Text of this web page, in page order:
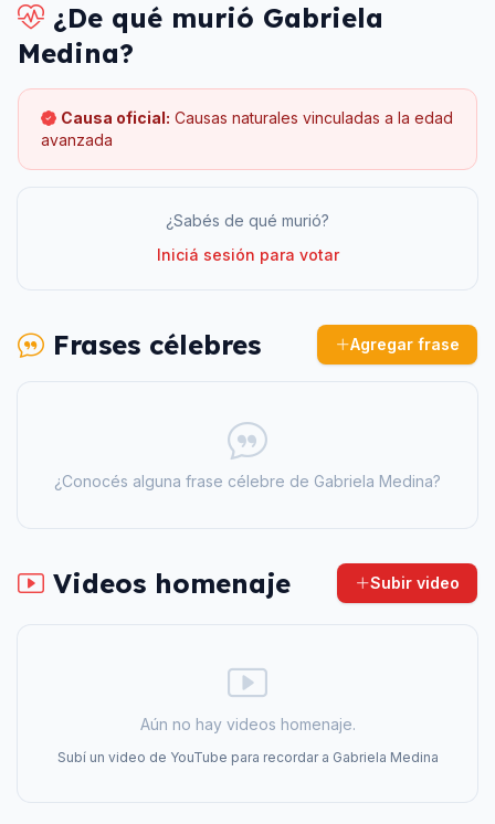
¿De qué murió Gabriela
Medina?
Causa oficial: Causas naturales vinculadas a la edad
avanzada
¿Sabés de qué murió?
Iniciá sesión para votar
Frases célebres Agregar frase
¿Conocés alguna frase célebre de Gabriela Medina?
Videos homenaje Subir video
Aún no hay videos homenaje.
Subí un video de YouTube para recordar a Gabriela Medina